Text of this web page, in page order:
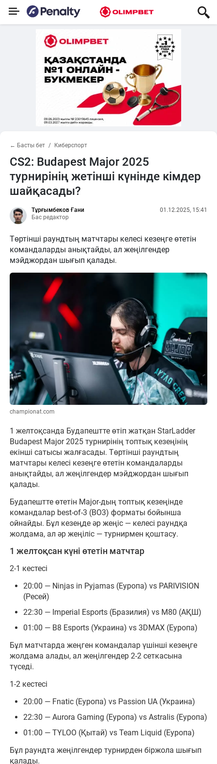
← Басты бет Киберспорт
CS2: Budapest Major 2025
турнирінің жетінші күнінде кімдер
шайқасады?
Тұрғымбеков Ғани
Бас редактор
01.12.2025, 15:41
Төртінші раундтың матчтары келесі кезеңге өтетін
командаларды анықтайды, ал жеңілгендер
мэйджордан шығып қалады.
championat.com
1 желтоқсанда Будапештте өтіп жатқан StarLadder
Budapest Major 2025 турнирінің топтық кезеңінің
екінші сатысы жалғасады. Төртінші раундтың
матчтары келесі кезеңге өтетін командаларды
анықтайды, ал жеңілгендер мэйджордан шығып
қалады.
Будапештте өтетін Major-дың топтық кезеңінде
командалар best-of-3 (BO3) форматы бойынша
ойнайды. Бұл кезеңде әр жеңіс — келесі раундқа
жолдама, ал әр жеңіліс — турнирмен қоштасу.
1 желтоқсан күні өтетін матчтар
2-1 кестесі
20:00 — Ninjas in Pyjamas (Еуропа) vs PARIVISION
(Ресей)
22:30 — Imperial Esports (Бразилия) vs M80 (АҚШ)
01:00 — B8 Esports (Украина) vs 3DMAX (Еуропа)
Бұл матчтарда жеңген командалар үшінші кезеңге
жолдама алады, ал жеңілгендер 2-2 сеткасына
түседі.
1-2 кестесі
20:00 — Fnatic (Еуропа) vs Passion UA (Украина)
22:30 — Aurora Gaming (Еуропа) vs Astralis (Еуропа)
01:00 — TYLOO (Қытай) vs Team Liquid (Еуропа)
Бұл раундта жеңілгендер турнирден біржола шығып
қалады.